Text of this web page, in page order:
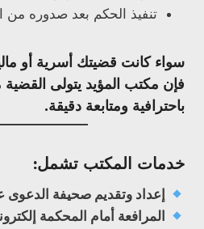
تنفيذ الحكم بعد صدوره من
سواء كانت قضيتك أسرية أو
فإن مكتب المؤيد يتولى القضية
باحترافية ومتابعة دقيقة.
خدمات المكتب تشمل:
إعداد وتقديم صحيفة الدعوى
المرافعة أمام المحكمة